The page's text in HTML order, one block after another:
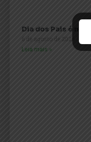
Dia dos Pais é no
6 de agosto de 2026
Leia mais »